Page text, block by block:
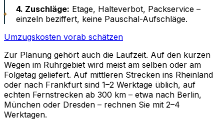
4. Zuschläge: Etage, Halteverbot, Packservice –
einzeln beziffert, keine Pauschal-Aufschläge.
Umzugskosten vorab schätzen
Zur Planung gehört auch die Laufzeit. Auf den kurzen
Wegen im Ruhrgebiet wird meist am selben oder am
Folgetag geliefert. Auf mittleren Strecken ins Rheinland
oder nach Frankfurt sind 1–2 Werktage üblich, auf
echten Fernstrecken ab 300 km – etwa nach Berlin,
München oder Dresden – rechnen Sie mit 2–4
Werktagen.